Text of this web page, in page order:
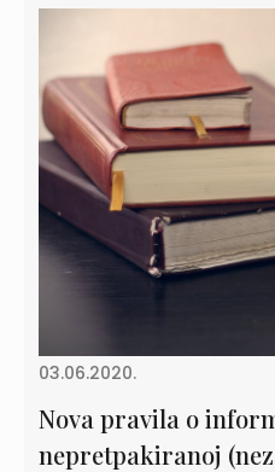
03.06.2020.
Nova pravila o
nepretpakiranoj